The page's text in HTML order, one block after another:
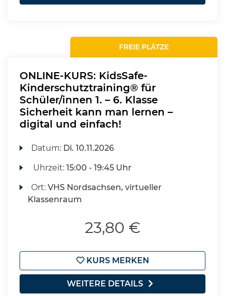
FREIE PLÄTZE
ONLINE-KURS: KidsSafe-
Kinderschutztraining® für
Schüler/innen 1. – 6. Klasse
Sicherheit kann man lernen –
digital und einfach!
Datum: Di. 10.11.2026
Uhrzeit:15:00 - 19:45 Uhr
Ort:VHS Nordsachsen, virtueller
Klassenraum
23,80 €
KURS MERKEN
WEITERE DETAILS